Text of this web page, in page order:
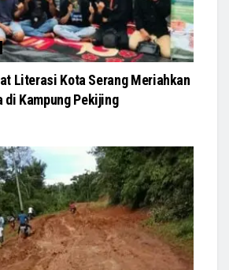
Literasi Kota Serang Meriahkan
di Kampung Pekijing